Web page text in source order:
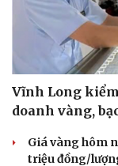
Vĩnh Long
doanh vàng,
Giá vàng hôm
triệu đồng/